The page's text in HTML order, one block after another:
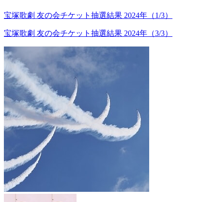
宝塚歌劇 友の会チケット抽選結果 2024年（1/3）
宝塚歌劇 友の会チケット抽選結果 2024年（3/3）